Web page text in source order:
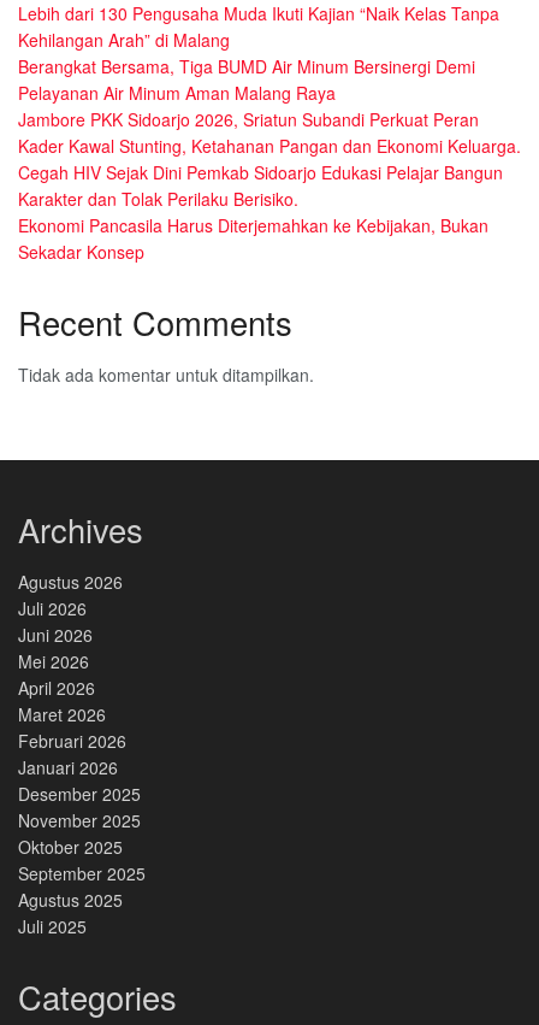
Lebih dari 130 Pengusaha Muda Ikuti Kajian “Naik Kelas Tanpa
Kehilangan Arah” di Malang
Berangkat Bersama, Tiga BUMD Air Minum Bersinergi Demi
Pelayanan Air Minum Aman Malang Raya
Jambore PKK Sidoarjo 2026, Sriatun Subandi Perkuat Peran
Kader Kawal Stunting, Ketahanan Pangan dan Ekonomi Keluarga.
Cegah HIV Sejak Dini Pemkab Sidoarjo Edukasi Pelajar Bangun
Karakter dan Tolak Perilaku Berisiko.
Ekonomi Pancasila Harus Diterjemahkan ke Kebijakan, Bukan
Sekadar Konsep
Recent Comments
Tidak ada komentar untuk ditampilkan.
Archives
Agustus 2026
Juli 2026
Juni 2026
Mei 2026
April 2026
Maret 2026
Februari 2026
Januari 2026
Desember 2025
November 2025
Oktober 2025
September 2025
Agustus 2025
Juli 2025
Categories